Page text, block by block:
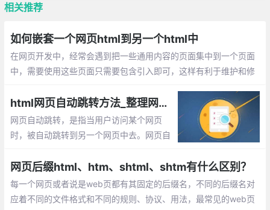
相关推荐
如何嵌套一个网页html到另一个html中
在网页开发中，经常会遇到把一些通用内容的页面集中到一个页面
中，需要使用这些页面只需要包含引入即可，这样有利于维护和修
件单独处理。
html网页自动跳转方法_整理网页自动跳转的5种方法
网页自动跳转，是指当用户访问某个网页
时，被自动跳转到另一个网页中去。网页自
网站里的一个或多个网页被删除后，可以使
用这种方式将用户引导到其它正常的网页中
去，从而留住用户。
网页后缀html、htm、shtml、shtm有什么区别？
每一个网页或者说是web页都有其固定的后缀名，不同的后缀名对
应着不同的文件格式和不同的规则、协议、用法，最常见的web页